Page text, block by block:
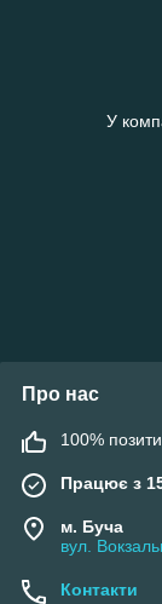
У
Про нас
100%
Працює з
м. Буча
вул.
Контакти